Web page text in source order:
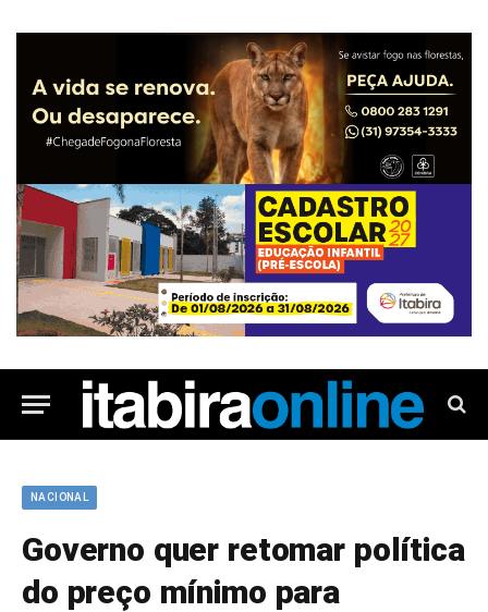
NACIONAL
Governo quer retomar política
do preço mínimo para